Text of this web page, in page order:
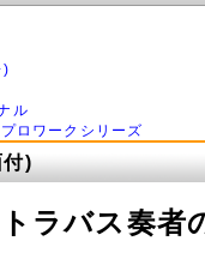
)
ル
プロワークシリーズ
付)
ラバス奏者